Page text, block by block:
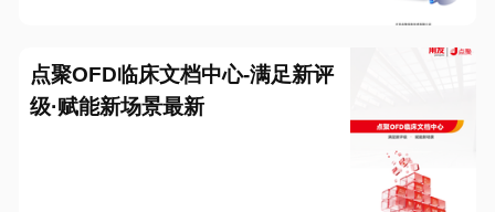
点聚OFD临床文档中心-满足新评
级·赋能新场景最新